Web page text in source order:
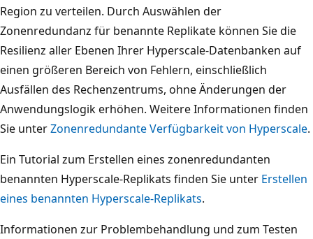
Region zu verteilen. Durch Auswählen der
Zonenredundanz für benannte Replikate können Sie die
Resilienz aller Ebenen Ihrer Hyperscale-Datenbanken auf
einen größeren Bereich von Fehlern, einschließlich
Ausfällen des Rechenzentrums, ohne Änderungen der
Anwendungslogik erhöhen. Weitere Informationen finden
Sie unterZonenredundante Verfügbarkeit von Hyperscale.
Ein Tutorial zum Erstellen eines zonenredundanten
benannten Hyperscale-Replikats finden Sie unter Erstellen
eines benannten Hyperscale-Replikats.
Informationen zur Problembehandlung und zum Testen